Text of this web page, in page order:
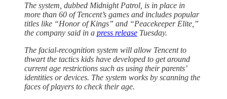
The system, dubbed Midnight Patrol, is in place in
more than 60 of Tencent’s games and includes popular
titles like “Honor of Kings” and “Peacekeeper Elite,”
the company said in a press release Tuesday.
The facial-recognition system will allow Tencent to
thwart the tactics kids have developed to get around
current age restrictions such as using their parents’
identities or devices. The system works by scanning the
faces of players to check their age.